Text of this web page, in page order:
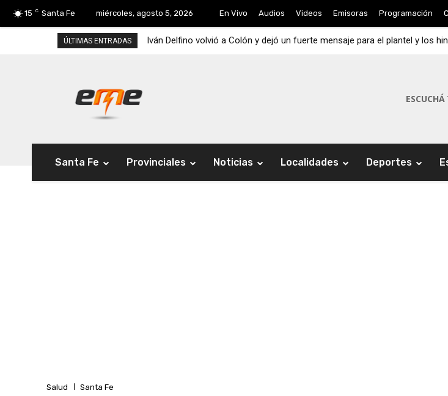
15 C Santa Fe miércoles, agosto 5, 2026 En Vivo Audios Videos Emisoras Programación
ÚLTIMAS ENTRADAS Iván Delfino volvió a Colón y dejó un fuerte mensaje para el plantel y los
Santa Fe Provinciales Noticias Localidades Deportes
Salud Santa Fe